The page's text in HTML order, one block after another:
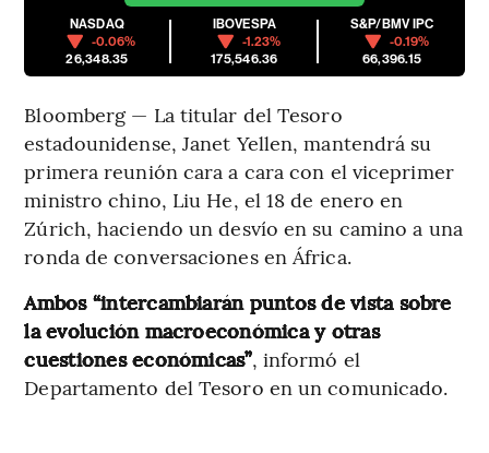
NASDAQ
-0.06%
26,348.35
IBOVESPA
-1.23%
175,546.36
S&P/BMV IPC
-0.19%
66,396.15
Bloomberg — La titular del Tesoro
estadounidense, Janet Yellen, mantendrá su
primera reunión cara a cara con el viceprimer
ministro chino, Liu He, el 18 de enero en
Zúrich, haciendo un desvío en su camino a una
ronda de conversaciones en África.
Ambos “intercambiarán puntos de vista sobre
la evolución macroeconómica y otras
cuestiones económicas”, informó el
Departamento del Tesoro en un comunicado.